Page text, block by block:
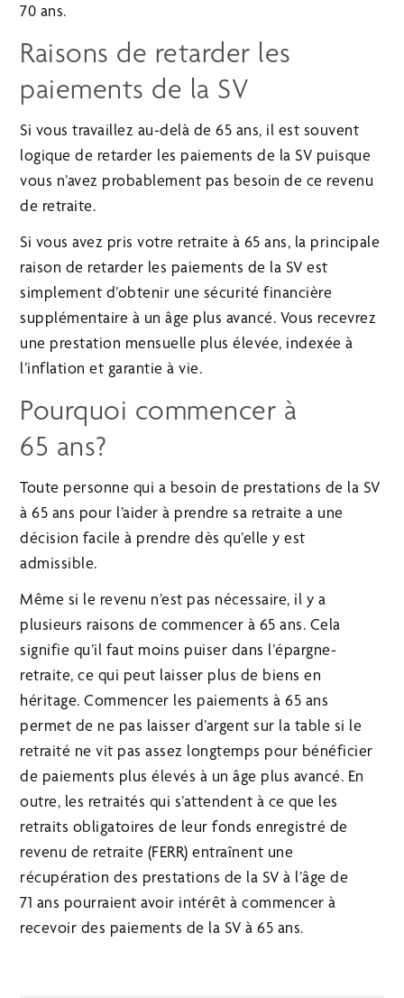
70 ans.
Raisons de retarder les
paiements de la SV
Si vous travaillez au-delà de 65 ans, il est souvent
logique de retarder les paiements de la SV puisque
vous n’avez probablement pas besoin de ce revenu
de retraite.
Si vous avez pris votre retraite à 65 ans, la principale
raison de retarder les paiements de la SV est
simplement d’obtenir une sécurité financière
supplémentaire à un âge plus avancé. Vous recevrez
une prestation mensuelle plus élevée, indexée à
l’inflation et garantie à vie.
Pourquoi commencer à
65 ans?
Toute personne qui a besoin de prestations de la SV
à 65 ans pour l’aider à prendre sa retraite a une
décision facile à prendre dès qu’elle y est
admissible.
Même si le revenu n’est pas nécessaire, il y a
plusieurs raisons de commencer à 65 ans. Cela
signifie qu’il faut moins puiser dans l’épargne-
retraite, ce qui peut laisser plus de biens en
héritage. Commencer les paiements à 65 ans
permet de ne pas laisser d’argent sur la table si le
retraité ne vit pas assez longtemps pour bénéficier
de paiements plus élevés à un âge plus avancé. En
outre, les retraités qui s’attendent à ce que les
retraits obligatoires de leur fonds enregistré de
revenu de retraite (FERR) entraînent une
récupération des prestations de la SV à l’âge de
71 ans pourraient avoir intérêt à commencer à
recevoir des paiements de la SV à 65 ans.